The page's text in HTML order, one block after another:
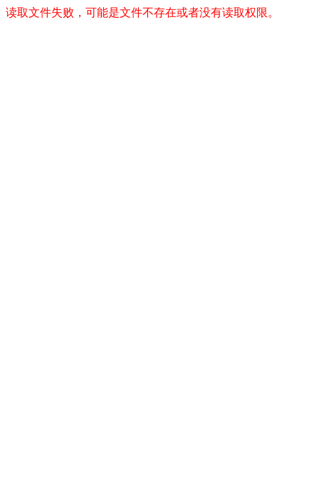
读取文件失败，可能是文件不存在或者没有读取权限。